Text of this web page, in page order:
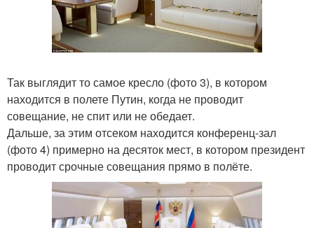
Так выглядит то самое кресло (фото 3), в котором
находится в полете Путин, когда не проводит
совещание, не спит или не обедает.
Дальше, за этим отсеком находится конференц-зал
(фото 4) примерно на десяток мест, в котором президент
проводит срочные совещания прямо в полёте.